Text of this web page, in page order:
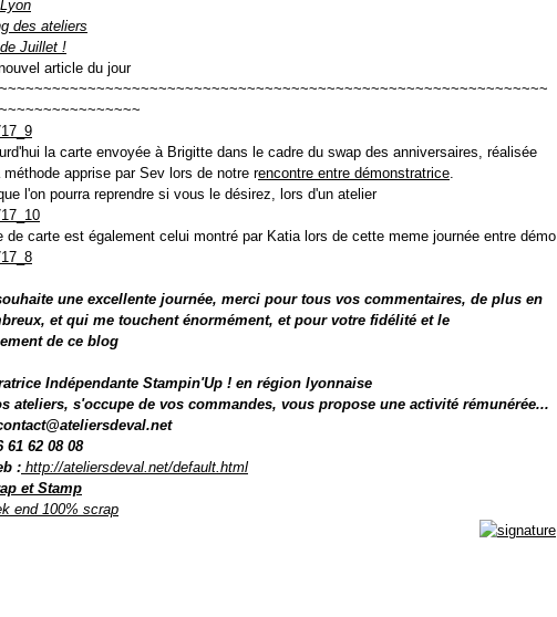
des ateliers
Juillet !
article du jour
la carte envoyée à Brigitte dans le cadre du swap des anniversaires, réalisée
méthode apprise par Sev lors de notre rencontre entre démonstratrice.
l'on pourra reprendre si vous le désirez, lors d'un atelier
de carte est également celui montré par Katia lors de cette meme journée entre démo
une excellente journée, merci pour tous vos commentaires, de plus en
et qui me touchent énormément, et pour votre fidélité et le
de ce blog
Indépendante Stampin'Up ! en région lyonnaise
ateliers, s'occupe de vos commandes, vous propose une activité rémunérée...
61 62 08 08
: http://ateliersdeval.net/default.html
et Stamp
end 100% scrap